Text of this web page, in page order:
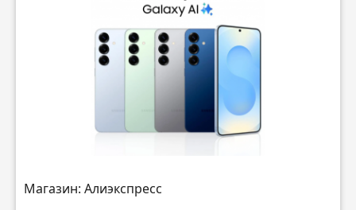
Магазин: Алиэкспресс